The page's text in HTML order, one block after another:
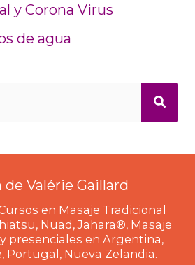
y Corona Virus
de agua
de Valérie Gaillard
en Masaje Tradicional
Nuad, Jahara®, Masaje
presenciales en Argentina,
Portugal, Nueva Zelandia.